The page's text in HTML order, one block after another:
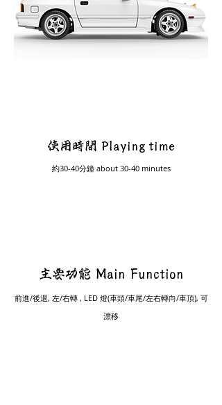
​使用時間 Playing time
約30-40分鐘 about 30-40 minutes
​主要功能 Main Function
前進/後退, 左/右轉 , LED 燈(車頭/車尾/左右轉向/車頂), 可
漂移